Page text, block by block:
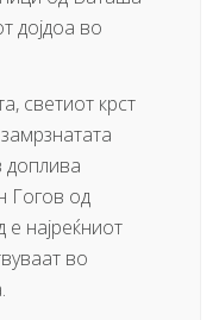
дојдоа во
светиот крст
доплива
Гогов од
е најреќниот
во